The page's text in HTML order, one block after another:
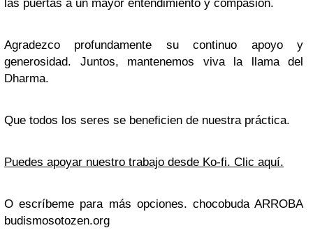
las puertas a un mayor entendimiento y compasión.
Agradezco profundamente su continuo apoyo y
generosidad. Juntos, mantenemos viva la llama del
Dharma.
Que todos los seres se beneficien de nuestra práctica.
Puedes apoyar nuestro trabajo desde Ko-fi. Clic aquí.
O escríbeme para más opciones. chocobuda ARROBA
budismosotozen.org